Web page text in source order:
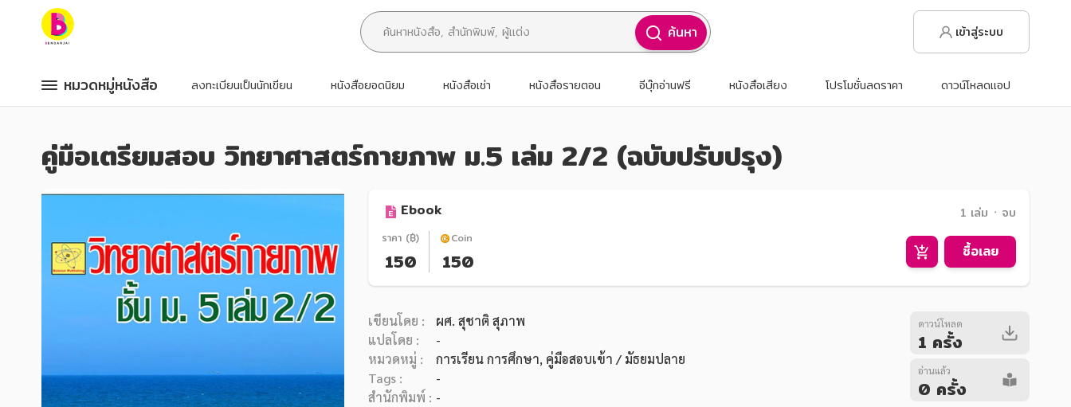
หมวดหมู่หนังสือ
หมวดหมู่ยอดนิยม
หนังสือออกใหม่
หนังสือยอดนิยม
หนังสือเช่า
อีบุ๊กอ่านฟรี
หนังสือเสียง
หมวดหมู่หนังสือ
อาหาร สุขภาพ การแพทย์
สังคม วัฒนธรรม การปกครอง ศาสนาและปรัชญา
ค้นหา เข้าสู่ระบบ
หมวดหมู่หนังสือ
หมวดหมู่หนังสือ
หมวดหมู่ยอดนิยม
หนังสือออกใหม่
หนังสือยอดนิยม
หนังสือเช่า
อีบุ๊กอ่านฟรี
หนังสือเสียง
หมวดหมู่หนังสือ
อาหาร สุขภาพ การแพทย์
สังคม วัฒนธรรม การปกครอง ศาสนาและปรัชญา
ลงทะเบียนเป็นนักเขียน หนังสือยอดนิยม หนังสือเช่า หนังสือรายตอน อีบุ๊กอ่านฟรี หนังสือเสียง โปรโมชั่นลดราคา ดาวน์โหลดแอป
คู่มือเตรียมสอบ วิทยาศาสตร์กายภาพ ม.5 เล่ม 2/2 (ฉบับปรับปรุง)
Ebook 1 เล่ม ᛫ จบ
ราคา (฿)
150
Coin
150 ซื้อเลย
เขียนโดย :
ผศ. สุชาติ สุภาพ
แปลโดย :
-
หมวดหมู่ :
การเรียน การศึกษา, คู่มือสอบเข้า / มัธยมปลาย
Tags :
-
สำนักพิมพ์ : -
ดาวน์โหลด
1 ครั้ง
อ่านแล้ว
0 ครั้ง